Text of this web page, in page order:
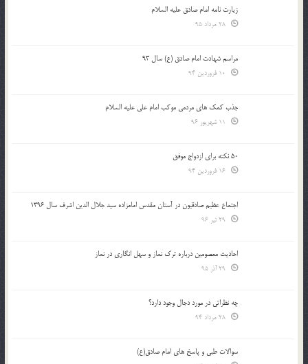
زیارت نامه امام صادق علیه السلام
مراسم شهادت امام صادق (ع) سال 93
جذب کمک های مردمی موکب امام علی علیه السلام
50 نکته برای ازدواج موفق
اجتماع عظیم صادقیون در آستان مقدس امامزاده سید جلال الدین اشرف سال 1396
احادیث معصومین درباره ترک نماز و سهل انگاری در نماز
چه نظراتی در مورد دجال وجود دارد؟
سوالات طبی و پاسخ های امام صادق(ع)